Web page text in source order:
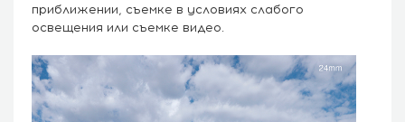
приближении, съемке в условиях слабого
освещения или съемке видео.